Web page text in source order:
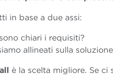
in base a due assi:
chiari i requisiti?
allineati sulla
è la scelta migliore. Se ci